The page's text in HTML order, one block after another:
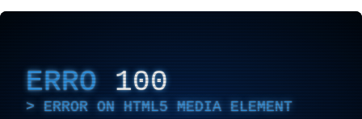
ERRO 100
ERROR ON HTML5 MEDIA ELEMENT